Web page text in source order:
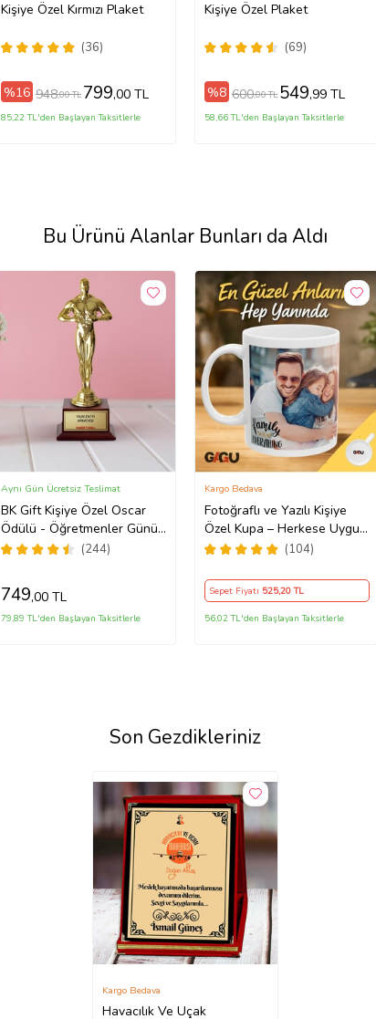
Kişiye Özel Kırmızı Plaket
(36)
%16 948,00 TL 799,00 TL
85,22 TL'den Başlayan Taksitlerle
Kişiye Özel Plaket
(69)
%8 600,00 TL 549,99 TL
58,66 TL'den Başlayan Taksitlerle
Bu Ürünü Alanlar Bunları da Aldı
BK Gift Kişiye Özel Oscar
Ödülü - Öğretmenler Günü,
Öğretmene Hediye
(244)
Aynı Gün Ücretsiz Teslimat
749,00 TL
79,89 TL'den Başlayan Taksitlerle
Fotoğraflı ve Yazılı Kişiye
Özel Kupa – Herkese Uygun
Anlamlı Hediye Porselen(104)
Kargo Bedava
Sepet Fiyatı 525,20 TL
56,02 TL'den Başlayan Taksitlerle
Son Gezdikleriniz
Havacılık Ve Uçak
Kargo Bedava